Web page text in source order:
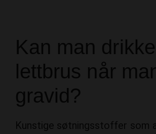
Kan man drikke
lettbrus når
gravid?
Kunstige søtningsstoffer som